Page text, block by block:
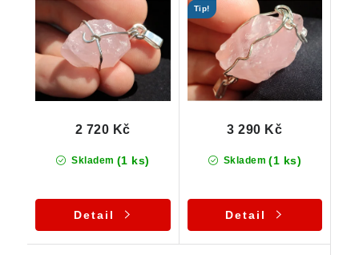
Skladem (1 ks)
2 720 Kč
Detail
Tip!
Skladem (1 ks)
3 290 Kč
Detail